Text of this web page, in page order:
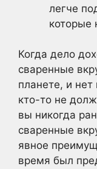
легче
Когда дело
сваренные
планете, и
кто-то не
вы никогда
сваренные
явное
время был